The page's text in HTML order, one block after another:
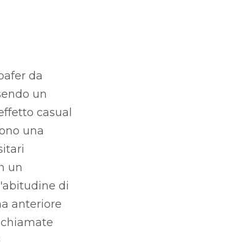
da
un
casual
una
un
di
anteriore